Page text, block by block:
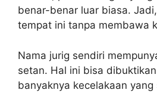
benar-benar luar biasa.
tempat ini tanpa membawa
Nama jurig sendiri
setan. Hal ini bisa
banyaknya kecelakaan